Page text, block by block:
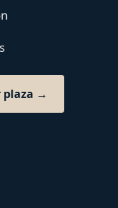
plaza →